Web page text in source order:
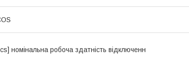
номінальна робоча здатність відключенн